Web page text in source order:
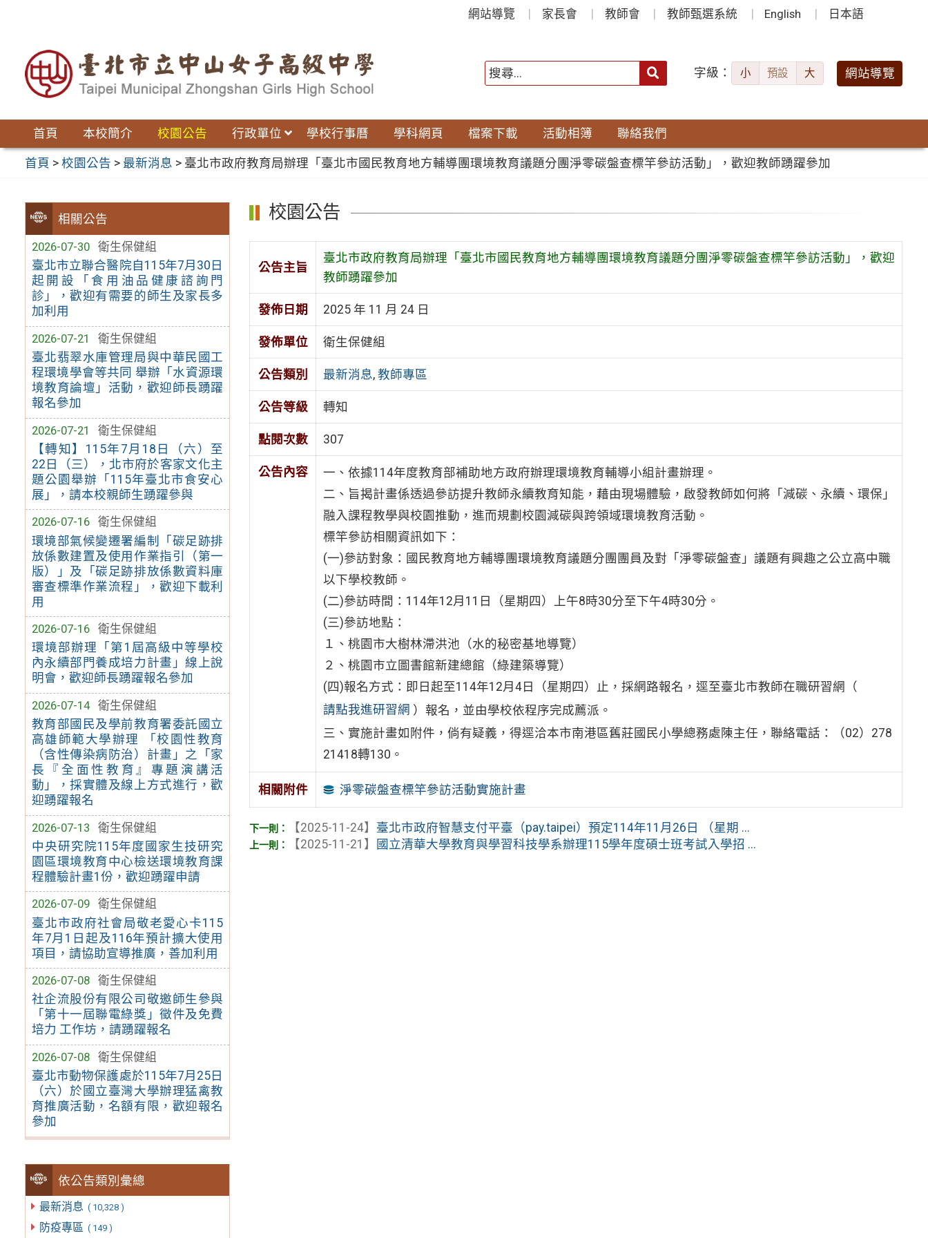
網站導覽 家長會 教師會 教師甄選系統 English 日本語
字級： 小 預設 大 網站導覽
首頁 本校簡介 校園公告 行政單位 學校行事曆 學科網頁 檔案下載 活動相簿 聯絡我們
首頁 >校園公告 > 最新消息 > 臺北市政府教育局辦理「臺北市國民教育地方輔導團環境教育議題分團淨零碳盤查標竿參訪活動」，歡迎教師踴躍參加
相關公告
2026-07-30
衛生保健組
臺北市立聯合醫院自115年7月30日
起開設「食用油品健康諮詢門
診」，歡迎有需要的師生及家長多
加利用
2026-07-21
衛生保健組
臺北翡翠水庫管理局與中華民國工
程環境學會等共同 舉辦「水資源環
境教育論壇」活動，歡迎師長踴躍
報名參加
2026-07-21
衛生保健組
【轉知】115年7月18日（六）至
22日（三），北市府於客家文化主
題公園舉辦「115年臺北市食安心
展」，請本校親師生踴躍參與
2026-07-16
衛生保健組
環境部氣候變遷署編制「碳足跡排
放係數建置及使用作業指引（第一
版）」及「碳足跡排放係數資料庫
審查標準作業流程」，歡迎下載利
用
2026-07-16
衛生保健組
環境部辦理「第1屆高級中等學校
內永續部門養成培力計畫」線上說
明會，歡迎師長踴躍報名參加
2026-07-14
衛生保健組
教育部國民及學前教育署委託國立
高雄師範大學辦理 「校園性教育
（含性傳染病防治）計畫」之「家
長『全面性教育』專題演講活
動」，採實體及線上方式進行，歡
迎踴躍報名
2026-07-13
衛生保健組
中央研究院115年度國家生技研究
園區環境教育中心檢送環境教育課
程體驗計畫1份，歡迎踴躍申請
2026-07-09
衛生保健組
臺北市政府社會局敬老愛心卡115
年7月1日起及116年預計擴大使用
項目，請協助宣導推廣，善加利用
2026-07-08
衛生保健組
社企流股份有限公司敬邀師生參與
「第十一屆聯電綠獎」徵件及免費
培力 工作坊，請踴躍報名
2026-07-08
衛生保健組
臺北市動物保護處於115年7月25日
（六）於國立臺灣大學辦理猛禽教
育推廣活動，名額有限，歡迎報名
參加
依公告類別彙總
最新消息 ( 10,328 )
防疫專區 ( 149 )
校園公告
公告主旨
臺北市政府教育局辦理「臺北市國民教育地方輔導團環境教育議題分團淨零碳盤查標竿參訪活動」，歡迎
教師踴躍參加
發佈日期 2025 年 11 月 24 日
發佈單位 衛生保健組
公告類別 最新消息, 教師專區
公告等級 轉知
點閱次數 307
公告內容
一、依據114年度教育部補助地方政府辦理環境教育輔導小組計畫辦理。
二、旨揭計畫係透過參訪提升教師永續教育知能，藉由現場體驗，啟發教師如何將「減碳、永續、環保」
融入課程教學與校園推動，進而規劃校園減碳與跨領域環境教育活動。
標竿參訪相關資訊如下：
(一)參訪對象：國民教育地方輔導團環境教育議題分團團員及對「淨零碳盤查」議題有興趣之公立高中職
以下學校教師。
(二)參訪時間：114年12月11日（星期四）上午8時30分至下午4時30分。
(三)參訪地點：
１、桃園市大樹林滯洪池（水的秘密基地導覽）
２、桃園市立圖書館新建總館（綠建築導覽）
(四)報名方式：即日起至114年12月4日（星期四）止，採網路報名，逕至臺北市教師在職研習網（
請點我進研習網 ）報名，並由學校依程序完成薦派。
三、實施計畫如附件，倘有疑義，得逕洽本市南港區舊莊國民小學總務處陳主任，聯絡電話：（02）278
21418轉130。
相關附件 淨零碳盤查標竿參訪活動實施計畫
【2025-11-24】 臺北市政府智慧支付平臺（pay.taipei）預定114年11月26日 （星期 ...
【2025-11-21】
國立清華大學教育與學習科技學系辦理115學年度碩士班考試入學招 ...